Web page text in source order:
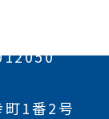
町1番2号